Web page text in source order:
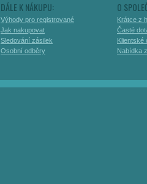
DÁLE K NÁKUPU:
Výhody pro registrované
Jak nakupovat
Sledování zásilek
Osobní odběry
O
Krátce z
Časté
Klientské
Nabídka